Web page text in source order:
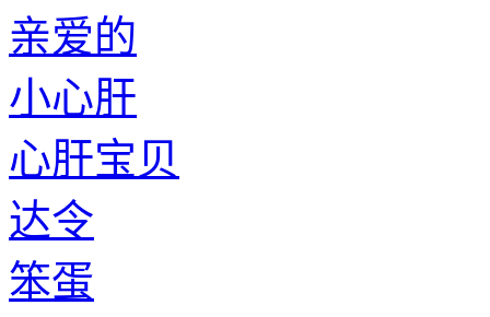
亲爱的
小心肝
心肝宝贝
达令
笨蛋